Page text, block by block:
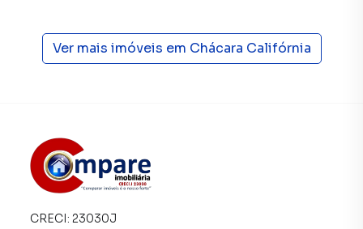
Ver mais imóveis em Chácara Califórnia
CRECI: 23030J